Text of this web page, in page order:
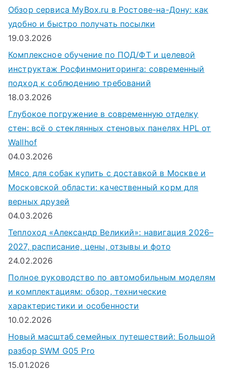
Обзор сервиса MyBox.ru в Ростове-на-Дону: как
удобно и быстро получать посылки
19.03.2026
Комплексное обучение по ПОД/ФТ и целевой
инструктаж Росфинмониторинга: современный
подход к соблюдению требований
18.03.2026
Глубокое погружение в современную отделку
стен: всё о стеклянных стеновых панелях HPL от
Wallhof
04.03.2026
Мясо для собак купить с доставкой в Москве и
Московской области: качественный корм для
верных друзей
04.03.2026
Теплоход «Александр Великий»: навигация 2026–
2027, расписание, цены, отзывы и фото
24.02.2026
Полное руководство по автомобильным моделям
и комплектациям: обзор, технические
характеристики и особенности
10.02.2026
Новый масштаб семейных путешествий: Большой
разбор SWM G05 Pro
15.01.2026